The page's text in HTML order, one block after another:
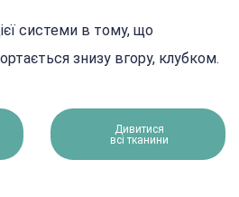
системи в тому, що
знизу вгору, клубком.
Дивитися
всі тканини